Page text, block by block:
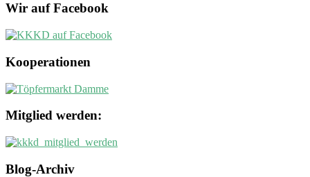
Wir auf Facebook
Kooperationen
Mitglied werden:
Blog-Archiv